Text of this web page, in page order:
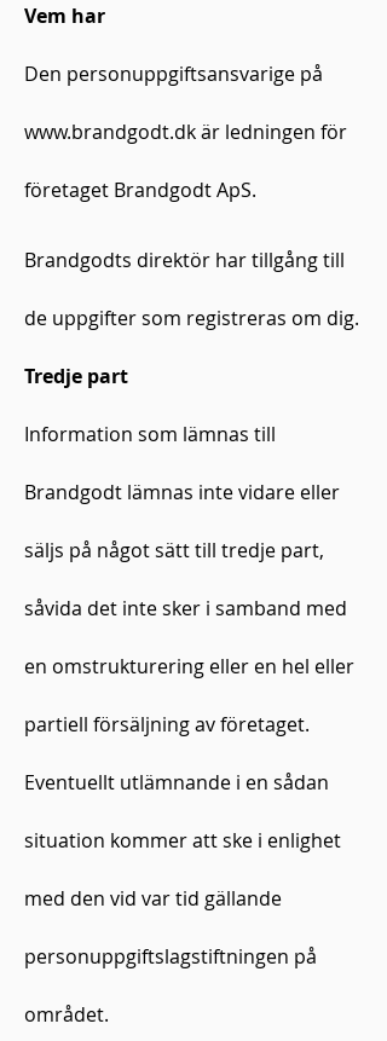
Vem har
Den personuppgiftsansvarige på
www.brandgodt.dkär ledningen för
företaget Brandgodt ApS.
Brandgodts direktör har tillgång till
de uppgifter som registreras om dig.
Tredje part
Information som lämnas till
Brandgodt lämnas inte vidare eller
säljs på något sätt till tredje part,
såvida det inte sker i samband med
en omstrukturering eller en hel eller
partiell försäljning av företaget.
Eventuellt utlämnande i en sådan
situation kommer att ske i enlighet
med den vid var tid gällande
personuppgiftslagstiftningen på
området.